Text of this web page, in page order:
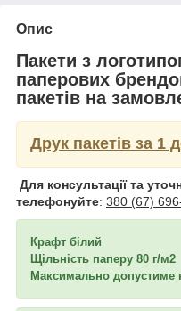
Опис
Пакети з
паперових
пакетів на
Друк пакетів за 1
Для консультації та
телефонуйте: 380 (67)
Крафт білий
Щільність паперу 80 г/м2
Максимально допустиме